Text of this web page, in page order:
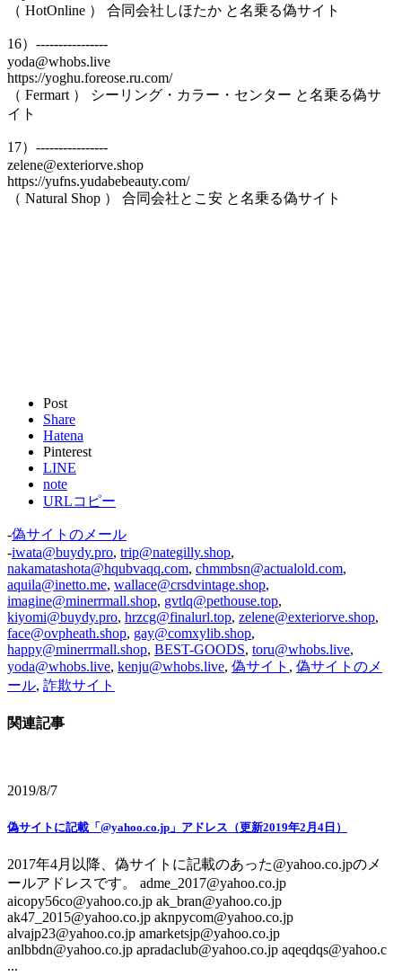
（ HotOnline ） 合同会社しほたか と名乗る偽サイト
16）----------------
yoda@whobs.live
https://yoghu.foreose.ru.com/
（ Fermart ） シーリング・カラー・センター と名乗る偽サ
イト
17）----------------
zelene@exteriorve.shop
https://yufns.yudabebeauty.com/
（ Natural Shop ） 合同会社とこ安 と名乗る偽サイト
Post
Share
Hatena
Pinterest
LINE
note
URLコピー
-偽サイトのメール
-iwata@buydy.pro, trip@nategilly.shop,
nakamatashota@hqubvaqq.com, chmmbsn@actualold.com,
aquila@inetto.me, wallace@crsdvintage.shop,
imagine@minerrmall.shop, gvtlq@pethouse.top,
kiyomi@buydy.pro, hrzcg@finalurl.top, zelene@exteriorve.shop,
face@ovpheath.shop, gay@comxylib.shop,
happy@minerrmall.shop, BEST-GOODS, toru@whobs.live,
yoda@whobs.live, kenju@whobs.live, 偽サイト , 偽サイトのメ
ール, 詐欺サイト
関連記事
2019/8/7
偽サイトに記載「@yahoo.co.jp」アドレス（更新2019年2月4日）
2017年4月以降、偽サイトに記載のあった@yahoo.co.jpのメ
ールアドレスです。 adme_2017@yahoo.co.jp
aicopy56co@yahoo.co.jp ak_bran@yahoo.co.jp
ak47_2015@yahoo.co.jp aknpycom@yahoo.co.jp
alvajp23@yahoo.co.jp amarketsjp@yahoo.co.jp
anlbbdn@yahoo.co.jp apradaclub@yahoo.co.jp aqeqdqs@yahoo.c
...